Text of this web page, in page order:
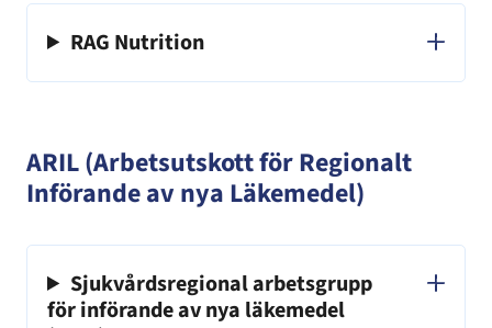
RAG Nutrition
ARIL (Arbetsutskott för Regionalt
Införande av nya Läkemedel)
Sjukvårdsregional arbetsgrupp
för införande av nya läkemedel